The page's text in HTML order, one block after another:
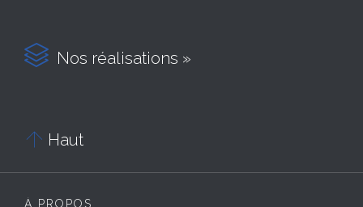
 Nos réalisations »
 Haut
À PROPOS